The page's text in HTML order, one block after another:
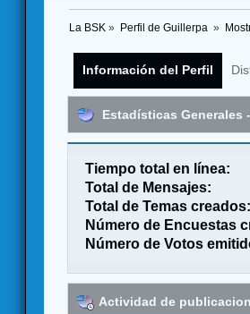
La BSK » Perfil de Guillerpa »
Información del Perfil
Estadísticas Generales
Tiempo total en línea:
Total de Mensajes:
Total de Temas creados:
Número de Encuestas
Número de Votos
Actividad de